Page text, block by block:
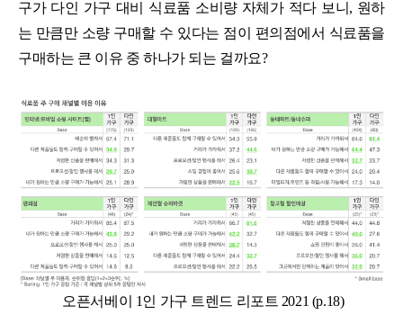
구가 다인 가구 대비 식료품 소비량 자체가 적다 보니, 원하
는 만큼만 소량 구매할 수 있다는 점이 편의점에서 식료품을
구매하는 큰 이유 중 하나가 되는 걸까요?
오픈서베이 1인 가구 트렌드 리포트 2021 (p.18)